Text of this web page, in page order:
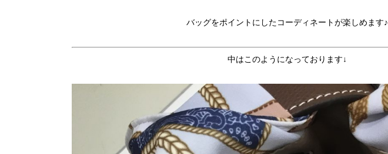
バッグをポイントにしたコーディネートが楽しめます♪
中はこのようになっております↓